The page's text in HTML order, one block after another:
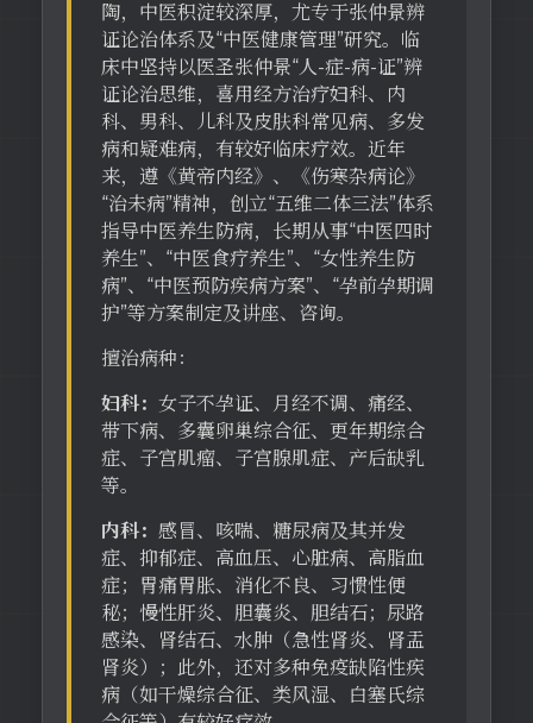
陶，中医积淀较深厚，尤专于张仲景辨
证论治体系及“中医健康管理”研究。临
床中坚持以医圣张仲景“人-症-病-证”辨
证论治思维，喜用经方治疗妇科、内
科、男科、儿科及皮肤科常见病、多发
病和疑难病，有较好临床疗效。近年
来，遵《黄帝内经》、《伤寒杂病论》
“治未病”精神，创立“五维二体三法”体系
指导中医养生防病，长期从事“中医四时
养生”、“中医食疗养生”、“女性养生防
病”、“中医预防疾病方案”、“孕前孕期调
护”等方案制定及讲座、咨询。
擅治病种：
妇科： 女子不孕证、月经不调、痛经、
带下病、多囊卵巢综合征、更年期综合
症、子宫肌瘤、子宫腺肌症、产后缺乳
等。
内科： 感冒、咳喘、糖尿病及其并发
症、抑郁症、高血压、心脏病、高脂血
症；胃痛胃胀、消化不良、习惯性便
秘；慢性肝炎、胆囊炎、胆结石；尿路
感染、肾结石、水肿（急性肾炎、肾盂
肾炎）；此外，还对多种免疫缺陷性疾
病（如干燥综合征、类风湿、白塞氏综